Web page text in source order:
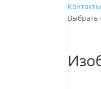
Контакты
Выбрать